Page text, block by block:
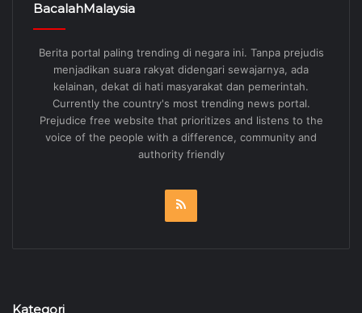
BacalahMalaysia
Berita portal paling trending di negara ini. Tanpa prejudis
menjadikan suara rakyat didengari sewajarnya, ada
kelainan, dekat di hati masyarakat dan pemerintah.
Currently the country's most trending news portal.
Prejudice free website that prioritizes and listens to the
voice of the people with a difference, community and
authority friendly
Kategori